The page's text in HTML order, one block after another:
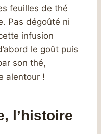
feuilles de thé
Pas dégoûté ni
infusion
le goût puis
son thé,
alentour !
l’histoire